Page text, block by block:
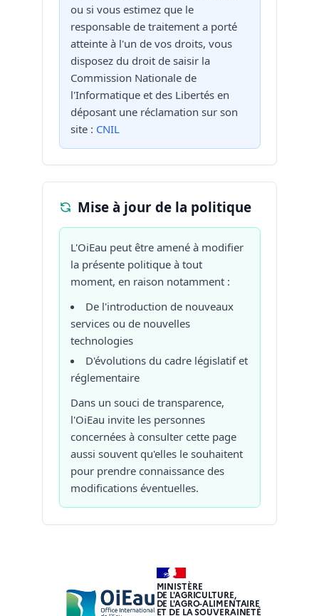
ou si vous estimez que le
responsable de traitement a porté
atteinte à l'un de vos droits, vous
disposez du droit de saisir la
Commission Nationale de
l'Informatique et des Libertés en
déposant une réclamation sur son
site : CNIL
Mise à jour de la politique
L'OiEau peut être amené à modifier
la présente politique à tout
moment, en raison notamment :
De l'introduction de nouveaux
services ou de nouvelles
technologies
D'évolutions du cadre législatif et
réglementaire
Dans un souci de transparence,
l'OiEau invite les personnes
concernées à consulter cette page
aussi souvent qu'elles le souhaitent
pour prendre connaissance des
modifications éventuelles.
MINISTÈRE
DE L'AGRICULTURE,
DE L'AGRO-ALIMENTAIRE
ET DE LA SOUVERAINETÉ